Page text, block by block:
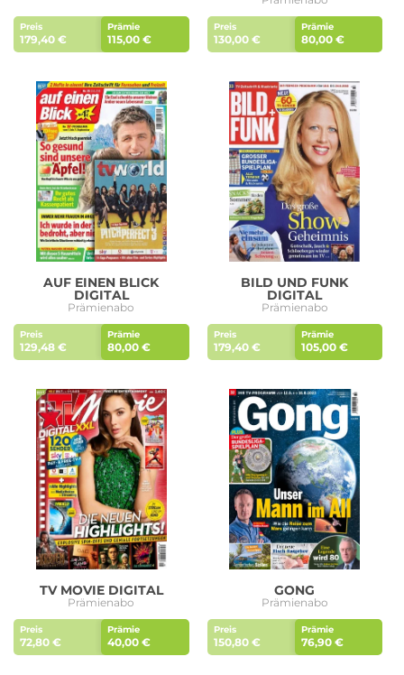
Preis
179,40 €
Prämie
115,00 €
Preis
130,00 €
Prämie
80,00 €
AUF EINEN BLICK
DIGITAL
Prämienabo
Preis
129,48 €
Prämie
80,00 €
BILD UND FUNK
DIGITAL
Prämienabo
Preis
179,40 €
Prämie
105,00 €
TV MOVIE DIGITAL
Prämienabo
Preis
72,80 €
Prämie
40,00 €
GONG
Prämienabo
Preis
150,80 €
Prämie
76,90 €